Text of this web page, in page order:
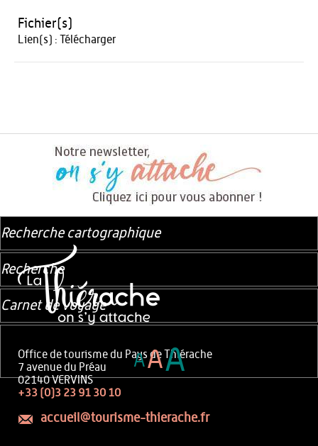
Fichier(s)
Lien(s) : Télécharger
Office de tourisme du Pays de Thiérache
7 avenue du Préau
02140 VERVINS
+33 (0)3 23 91 30 10
accueil@tourisme-thierache.fr
Recherche cartographique
Recherche
Carnet de voyage
AAA